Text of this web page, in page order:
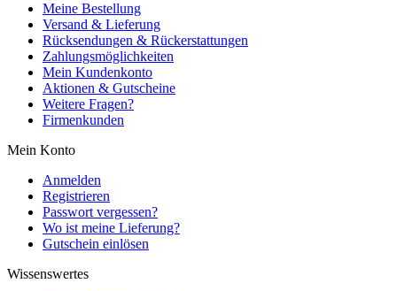
Meine Bestellung
Versand & Lieferung
Rücksendungen & Rückerstattungen
Zahlungsmöglichkeiten
Mein Kundenkonto
Aktionen & Gutscheine
Weitere Fragen?
Firmenkunden
Mein Konto
Anmelden
Registrieren
Passwort vergessen?
Wo ist meine Lieferung?
Gutschein einlösen
Wissenswertes